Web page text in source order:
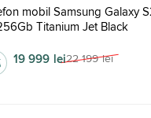
mobil Samsung Galaxy
Titanium Jet Black
22 199 lei
19 999 lei